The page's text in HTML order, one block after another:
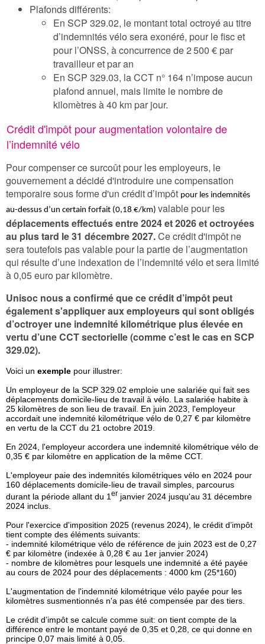
Plafonds différents:
En SCP 329.02, le montant total octroyé au titre
d’indemnités vélo sera exonéré, pour le fisc et
pour l’ONSS, à concurrence de 2 500 € par
travailleur et par an
En SCP 329.03, la CCT n° 164 n’impose aucun
plafond annuel, mais limite le nombre de
kilomètres à 40 km par jour.
Crédit d'impôt pour augmentation volontaire de
l’indemnité vélo
Pour compenser ce surcoût pour les employeurs, le
gouvernement a décidé d'introduire une compensation
temporaire sous forme d'un crédit d’impôt pour les indemnités
au-dessus d’un certain forfait (0,18 €/km) valable pour les
déplacements effectués entre 2024 et 2026 et octroyées
au plus tard le 31 décembre 2027.Ce crédit d'impôt ne
sera toutefois pas valable pour la partie de l’augmentation
qui résulte d’une indexation de l’indemnité vélo et sera limité
à 0,05 euro par kilomètre.
Unisoc nous a confirmé que ce crédit d’impôt peut
également s'appliquer aux employeurs qui sont obligés
d’octroyer une indemnité kilométrique plus élevée en
vertu d’une CCT sectorielle (comme c’est le cas en SCP
329.02).
Voici un exemple pour illustrer:
Un employeur de la SCP 329.02 emploie une salariée qui fait ses
déplacements domicile-lieu de travail à vélo. La salariée habite à
25 kilomètres de son lieu de travail. En juin 2023, l'employeur
accordait une indemnité kilométrique vélo de 0,27 € par kilomètre
en vertu de la CCT du 21 octobre 2019.
En 2024, l'employeur accordera une indemnité kilométrique vélo de
0,35 € par kilomètre en application de la même CCT.
L'employeur paie des indemnités kilométriques vélo en 2024 pour
160 déplacements domicile-lieu de travail simples, parcourus
durant la période allant du 1 er janvier 2024 jusqu'au 31 décembre
2024 inclus.
Pour l'exercice d'imposition 2025 (revenus 2024), le crédit d’impôt
tient compte des éléments suivants:
- indemnité kilométrique vélo de référence de juin 2023 est de 0,27
€ par kilomètre (indexée à 0,28 € au 1er janvier 2024)
- nombre de kilomètres pour lesquels une indemnité a été payée
au cours de 2024 pour des déplacements : 4000 km (25*160)
L'augmentation de l'indemnité kilométrique vélo payée pour les
kilomètres susmentionnés n'a pas été compensée par des tiers.
Le crédit d’impôt se calcule comme suit: on tient compte de la
différence entre le montant payé de 0,35 et 0,28, ce qui donne en
principe 0,07 mais limité à 0,05.